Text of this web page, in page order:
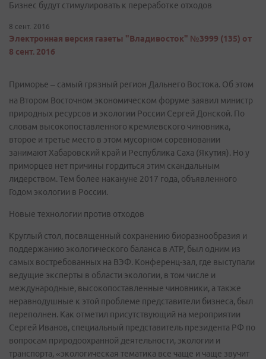
Бизнес будут стимулировать к переработке отходов
8 сент. 2016
Электронная версия газеты "Владивосток" №3999 (135) от
8 сент. 2016
Приморье – самый грязный регион Дальнего Востока. Об этом
на Втором Восточном экономическом форуме заявил министр
природных ресурсов и экологии России Сергей Донской. По
словам высокопоставленного кремлевского чиновника,
второе и третье место в этом мусорном соревновании
занимают Хабаровский край и Республика Саха (Якутия). Но у
приморцев нет причины гордиться этим скандальным
лидерством. Тем более накануне 2017 года, объявленного
Годом экологии в России.
Новые технологии против отходов
Круглый стол, посвященный сохранению биоразнообразия и
поддержанию экологического баланса в АТР, был одним из
самых востребованных на ВЭФ. Конференц-зал, где выступали
ведущие эксперты в области экологии, в том числе и
международные, высокопоставленные чиновники, а также
неравнодушные к этой проблеме представители бизнеса, был
переполнен. Как отметил присутствующий на мероприятии
Сергей Иванов, специальный представитель президента РФ по
вопросам природоохранной деятельности, экологии и
транспорта, «экологическая тематика все чаще и чаще звучит